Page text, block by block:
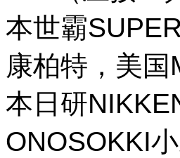
本世霸
康柏特，美
本日研
ONOSOKKI